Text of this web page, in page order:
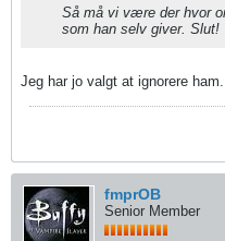
Så må vi være der hvor
som han selv giver. Slut!
Jeg har jo valgt at ignorere
fmprOB
Senior Member